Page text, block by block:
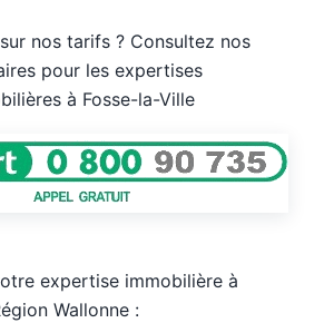
sur nos tarifs ? Consultez nos
pour les expertises
à Fosse-la-Ville
expertise immobilière à
Wallonne :